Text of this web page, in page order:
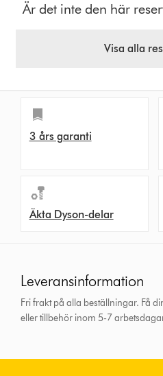
Är det inte den här
Visa alla
3 års garanti
Äkta Dyson-delar
Leveransinformation
Fri frakt på alla beställningar. Få
eller tillbehör inom 5-7